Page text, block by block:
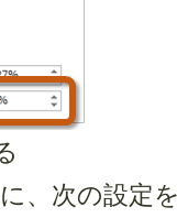
、次の設定